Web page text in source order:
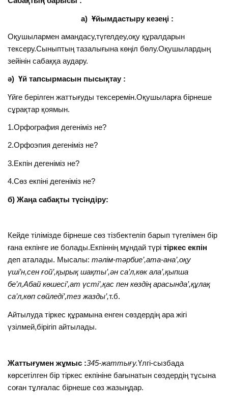
а) Ұйымдастыру кезеңі :
Оқушылармен амандасу,түгелдеу,оқу құралдарын
тексеру.Сыныптың тазалығына көңіл бөлу.Оқушылардың
зейінін сабаққа аудару.
ә) Үй тапсырмасын пысықтау :
Үйге берілген жаттығуды тексеремін.Оқушыларға бірнеше
сұрақтар қоямын.
1.Орфография дегеніміз не?
2.Орфоэпия дегеніміз не?
3.Екпін дегеніміз не?
4.Сөз екпіні дегеніміз не?
б) Жаңа сабақты түсіндіру:
Кейде тілімізде бірнеше сөз тізбектеліп барып түгелімен бір
ғана екпінге ие болады.Екпіннің мұндай түрітіркес екпін
деп аталады. Мысалы:тәлім-тәрбие’,ата-ана’,оқу
үші’н,сен ғой’,қырық шақты’,ән са’л,көк ала’,қыпша
бе’л,Абай көшесі’,ат үсті’,қас пен көздің арасында’,құлақ
са’л,көп сөйледі’,тез жазды’,т.б.
Айтылуда тіркес құрамына енген сөздердің ара жігі
үзілмей,бірігіп айтылады.
Жаттығумен жұмыс :345-жаттығу.Үлгі-сызбада
көрсетілген бір тіркес екпініне бағынатын сөздердің тұсына
соған тұлғалас бірнеше сөз жазыңдар.